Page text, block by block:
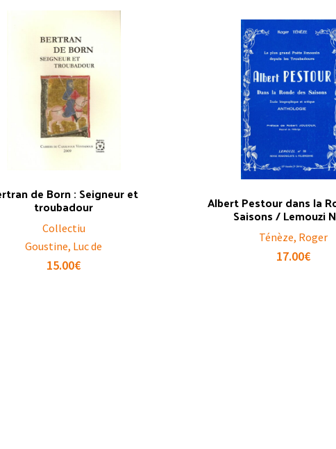
de Born : Seigneur et
troubadour
Collectiu
Goustine, Luc de
15.00€
Albert Pestour dans la
Saisons / Lemouzi
Ténèze, Roger
17.00€